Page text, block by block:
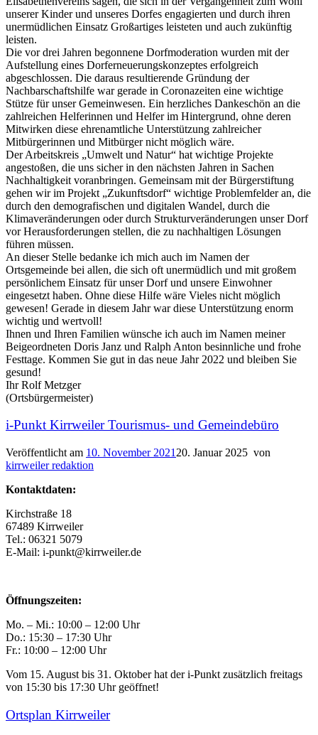
unserer Kinder und unseres Dorfes engagierten und durch ihren
unermüdlichen Einsatz Großartiges leisteten und auch zukünftig
leisten.
Die vor drei Jahren begonnene Dorfmoderation wurden mit der
Aufstellung eines Dorferneuerungskonzeptes erfolgreich
abgeschlossen. Die daraus resultierende Gründung der
Nachbarschaftshilfe war gerade in Coronazeiten eine wichtige
Stütze für unser Gemeinwesen. Ein herzliches Dankeschön an die
zahlreichen Helferinnen und Helfer im Hintergrund, ohne deren
Mitwirken diese ehrenamtliche Unterstützung zahlreicher
Mitbürgerinnen und Mitbürger nicht möglich wäre.
Der Arbeitskreis „Umwelt und Natur“ hat wichtige Projekte
angestoßen, die uns sicher in den nächsten Jahren in Sachen
Nachhaltigkeit voranbringen. Gemeinsam mit der Bürgerstiftung
gehen wir im Projekt „Zukunftsdorf“ wichtige Problemfelder an, die
durch den demografischen und digitalen Wandel, durch die
Klimaveränderungen oder durch Strukturveränderungen unser Dorf
vor Herausforderungen stellen, die zu nachhaltigen Lösungen
führen müssen.
An dieser Stelle bedanke ich mich auch im Namen der
Ortsgemeinde bei allen, die sich oft unermüdlich und mit großem
persönlichem Einsatz für unser Dorf und unsere Einwohner
eingesetzt haben. Ohne diese Hilfe wäre Vieles nicht möglich
gewesen! Gerade in diesem Jahr war diese Unterstützung enorm
wichtig und wertvoll!
Ihnen und Ihren Familien wünsche ich auch im Namen meiner
Beigeordneten Doris Janz und Ralph Anton besinnliche und frohe
Festtage. Kommen Sie gut in das neue Jahr 2022 und bleiben Sie
gesund!
Ihr Rolf Metzger
(Ortsbürgermeister)
i-Punkt Kirrweiler Tourismus- und Gemeindebüro
Veröffentlicht am 10. November 2021 20. Januar 2025 von
kirrweiler redaktion
Kontaktdaten:
Kirchstraße 18
67489 Kirrweiler
Tel.: 06321 5079
E-Mail: i-punkt@kirrweiler.de
Öffnungszeiten:
Mo. – Mi.: 10:00 – 12:00 Uhr
Do.: 15:30 – 17:30 Uhr
Fr.: 10:00 – 12:00 Uhr
Vom 15. August bis 31. Oktober hat der i-Punkt zusätzlich freitags
von 15:30 bis 17:30 Uhr geöffnet!
Ortsplan Kirrweiler